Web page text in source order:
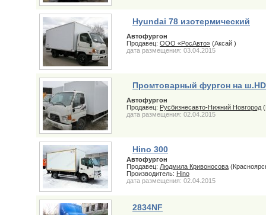
Hyundai 78 изотермический
Автофургон
Продавец: ООО «РосАвто» (Аксай )
дата размещения: 03.04.2015
Промтоварный фургон на
Автофургон
Продавец: Русбизнесавто-Нижний Новгород
дата размещения: 02.04.2015
Hino 300
Автофургон
Продавец: Людмила Кривоносова
Производитель: Hino
дата размещения: 02.04.2015
2834NF